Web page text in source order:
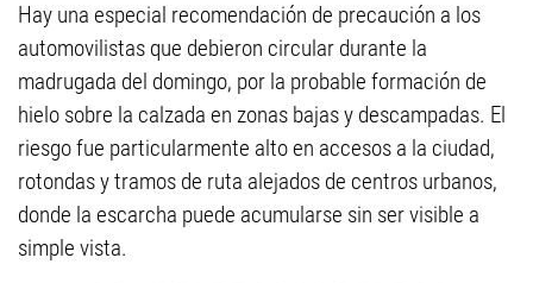
Hay una especial recomendación de precaución a los
automovilistas que debieron circular durante la
madrugada del domingo, por la probable formación de
hielo sobre la calzada en zonas bajas y descampadas. El
riesgo fue particularmente alto en accesos a la ciudad,
rotondas y tramos de ruta alejados de centros urbanos,
donde la escarcha puede acumularse sin ser visible a
simple vista.